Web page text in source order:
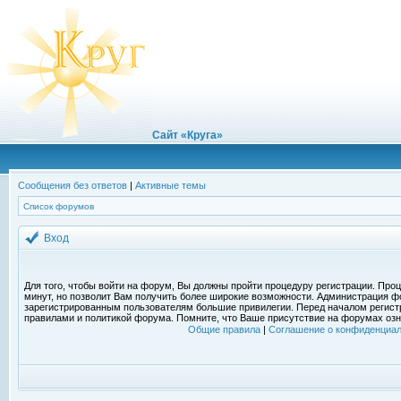
Сайт «Круга»
Сообщения без ответов | Активные темы
Список форумов
Вход
Для того, чтобы войти на форум, Вы должны пройти процедуру регистрации.
минут, но позволит Вам получить более широкие возможности. Администрация
зарегистрированным пользователям большие привилегии. Перед началом
правилами и политикой форума. Помните, что Ваше присутствие на форумах
Общие правила| Соглашение о